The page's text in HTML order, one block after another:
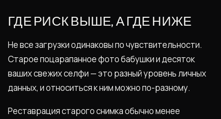
ГДЕ РИСК ВЫШЕ, А ГДЕ НИЖЕ
Не все загрузки одинаковы по чувствительности.
Старое поцарапанное фото бабушки и десяток
ваших свежих селфи — это разный уровень личных
данных, и относиться к ним можно по-разному.
Реставрация старого снимка обычно менее